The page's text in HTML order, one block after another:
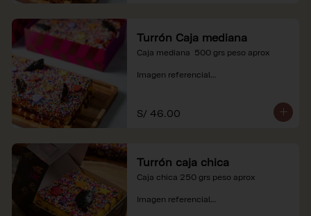
Turrón Caja mediana
Caja mediana  500 grs peso aprox
Imagen referencial
soles e incluyen impuestos de ley y
recargo al consumo.
S/ 46.00
Turrón caja chica
Caja chica 250 grs peso aprox
Imagen referencial